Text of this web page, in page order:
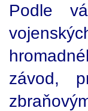
Podle
závod,